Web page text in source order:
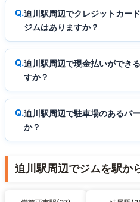
迫川駅周辺でクレジットカー
ジムはありますか？
迫川駅周辺で現金払いができ
すか？
迫川駅周辺で駐車場のあるパ
か？
迫川駅周辺でジムを駅か